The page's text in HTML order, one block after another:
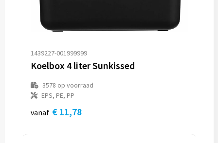
1439227-001999999
Koelbox 4 liter Sunkissed
3578 op voorraad
EPS, PE, PP
vanaf € 11,78